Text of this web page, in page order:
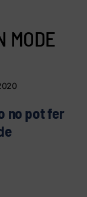
MODE
no pot fer